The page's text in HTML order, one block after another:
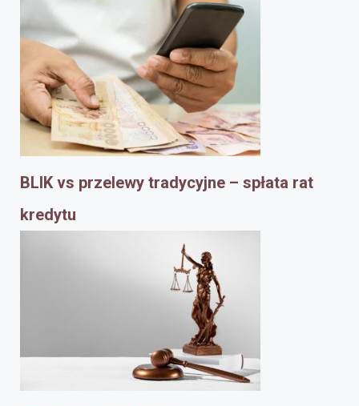
BLIK vs przelewy tradycyjne – spłata rat
kredytu